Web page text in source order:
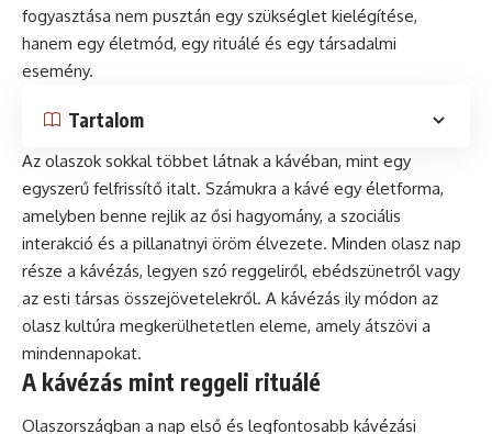
fogyasztása nem pusztán egy szükséglet kielégítése,
hanem egy életmód, egy rituálé és egy társadalmi
esemény.
Tartalom
Az olaszok sokkal többet látnak a kávéban, mint egy
egyszerű felfrissítő italt. Számukra a kávé egy életforma,
amelyben benne rejlik az ősi hagyomány, a szociális
interakció és a pillanatnyi öröm élvezete. Minden olasz nap
része a kávézás, legyen szó reggeliről, ebédszünetről vagy
az esti társas összejövetelekről. A kávézás ily módon az
olasz kultúra megkerülhetetlen eleme, amely átszövi a
mindennapokat.
A kávézás mint reggeli rituálé
Olaszországban a nap első és legfontosabb kávézási